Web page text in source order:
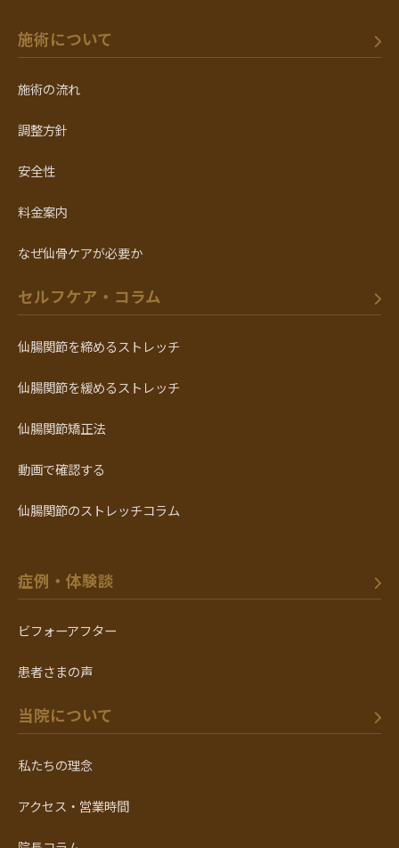
施術について
施術の流れ
調整方針
安全性
料金案内
なぜ仙骨ケアが必要か
セルフケア・コラム
仙腸関節を締めるストレッチ
仙腸関節を緩めるストレッチ
仙腸関節矯正法
動画で確認する
仙腸関節のストレッチコラム
症例・体験談
ビフォーアフター
患者さまの声
当院について
私たちの理念
アクセス・営業時間